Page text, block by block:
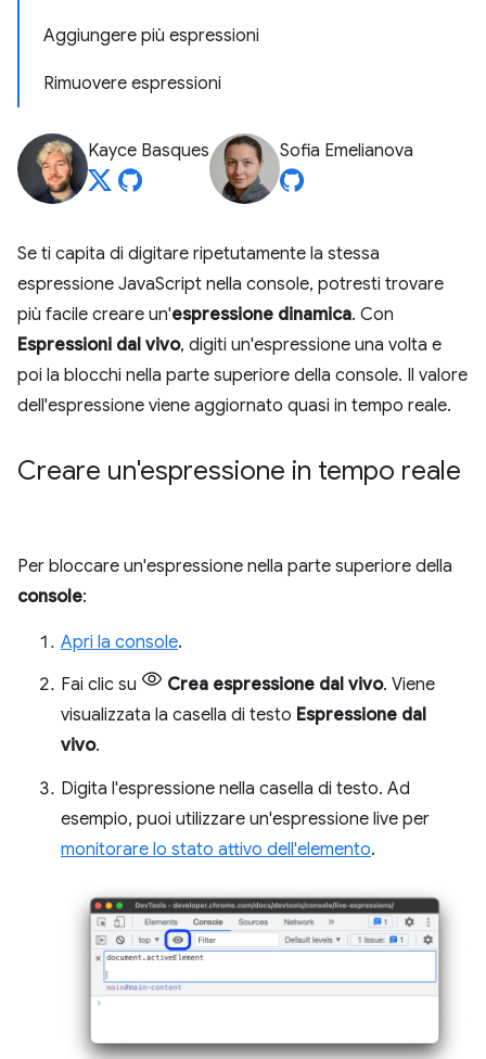
Aggiungere più espressioni
Rimuovere espressioni
Kayce Basques Sofia Emelianova
Se ti capita di digitare ripetutamente la stessa
espressione JavaScript nella console, potresti trovare
più facile creare un'espressione dinamica. Con
Espressioni dal vivo, digiti un'espressione una volta e
poi la blocchi nella parte superiore della console. Il valore
dell'espressione viene aggiornato quasi in tempo reale.
Creare un'espressione in tempo reale
Per bloccare un'espressione nella parte superiore della
console:
Apri la console.
Fai clic su
Crea espressione dal vivo. Viene
visualizzata la casella di testo Espressione dal
vivo.
Digita l'espressione nella casella di testo. Ad
esempio, puoi utilizzare un'espressione live per
monitorare lo stato attivo dell'elemento.